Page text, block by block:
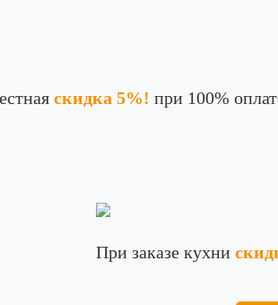
скидка 5%! при 100%
При заказе кухни